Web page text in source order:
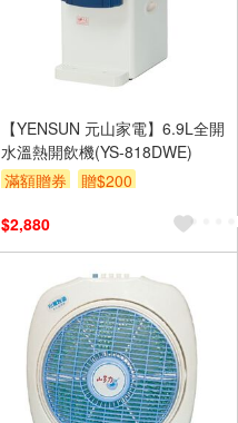
【YENSUN 元山家電】6.9L全開
水溫熱開飲機(YS-818DWE)
滿額贈券
贈$200
$2,880